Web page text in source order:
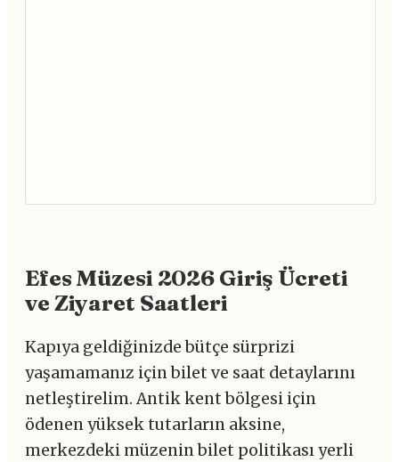
Efes Müzesi 2026 Giriş Ücreti
ve Ziyaret Saatleri
Kapıya geldiğinizde bütçe sürprizi
yaşamamanız için bilet ve saat detaylarını
netleştirelim. Antik kent bölgesi için
ödenen yüksek tutarların aksine,
merkezdeki müzenin bilet politikası yerli